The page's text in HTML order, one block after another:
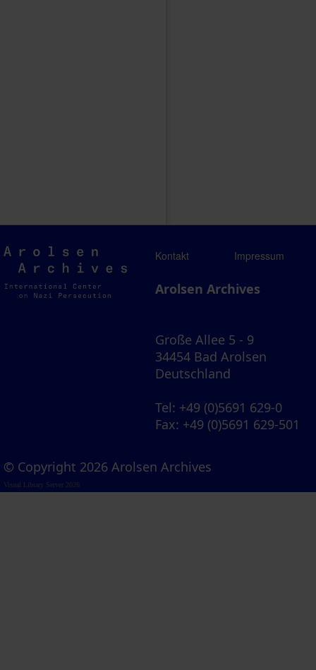
Arolsen
Archives
Kontakt Impressum
Arolsen Archives
Große Allee 5 - 9
34454 Bad Arolsen
Deutschland
Tel: +49 (0)5691 629-0
Fax: +49 (0)5691 629-501
© Copyright 2026 Arolsen Archives
Visual Library Server 2026